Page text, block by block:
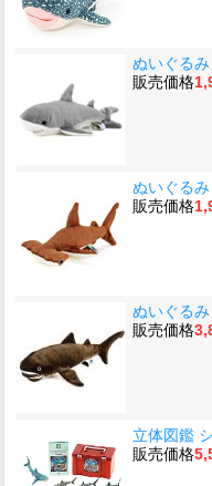
ぬいぐる
販売価格
ぬいぐる
販売価格
ぬいぐる
販売価格
立体図鑑
販売価格